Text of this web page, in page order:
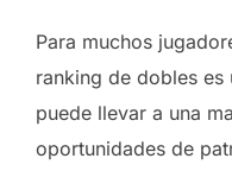
Para muchos
ranking de dobles
puede llevar a una
oportunidades de